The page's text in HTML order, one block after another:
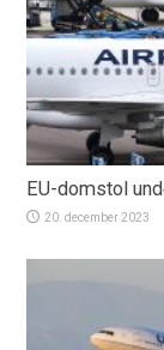
EU-domstol
20. december 2023